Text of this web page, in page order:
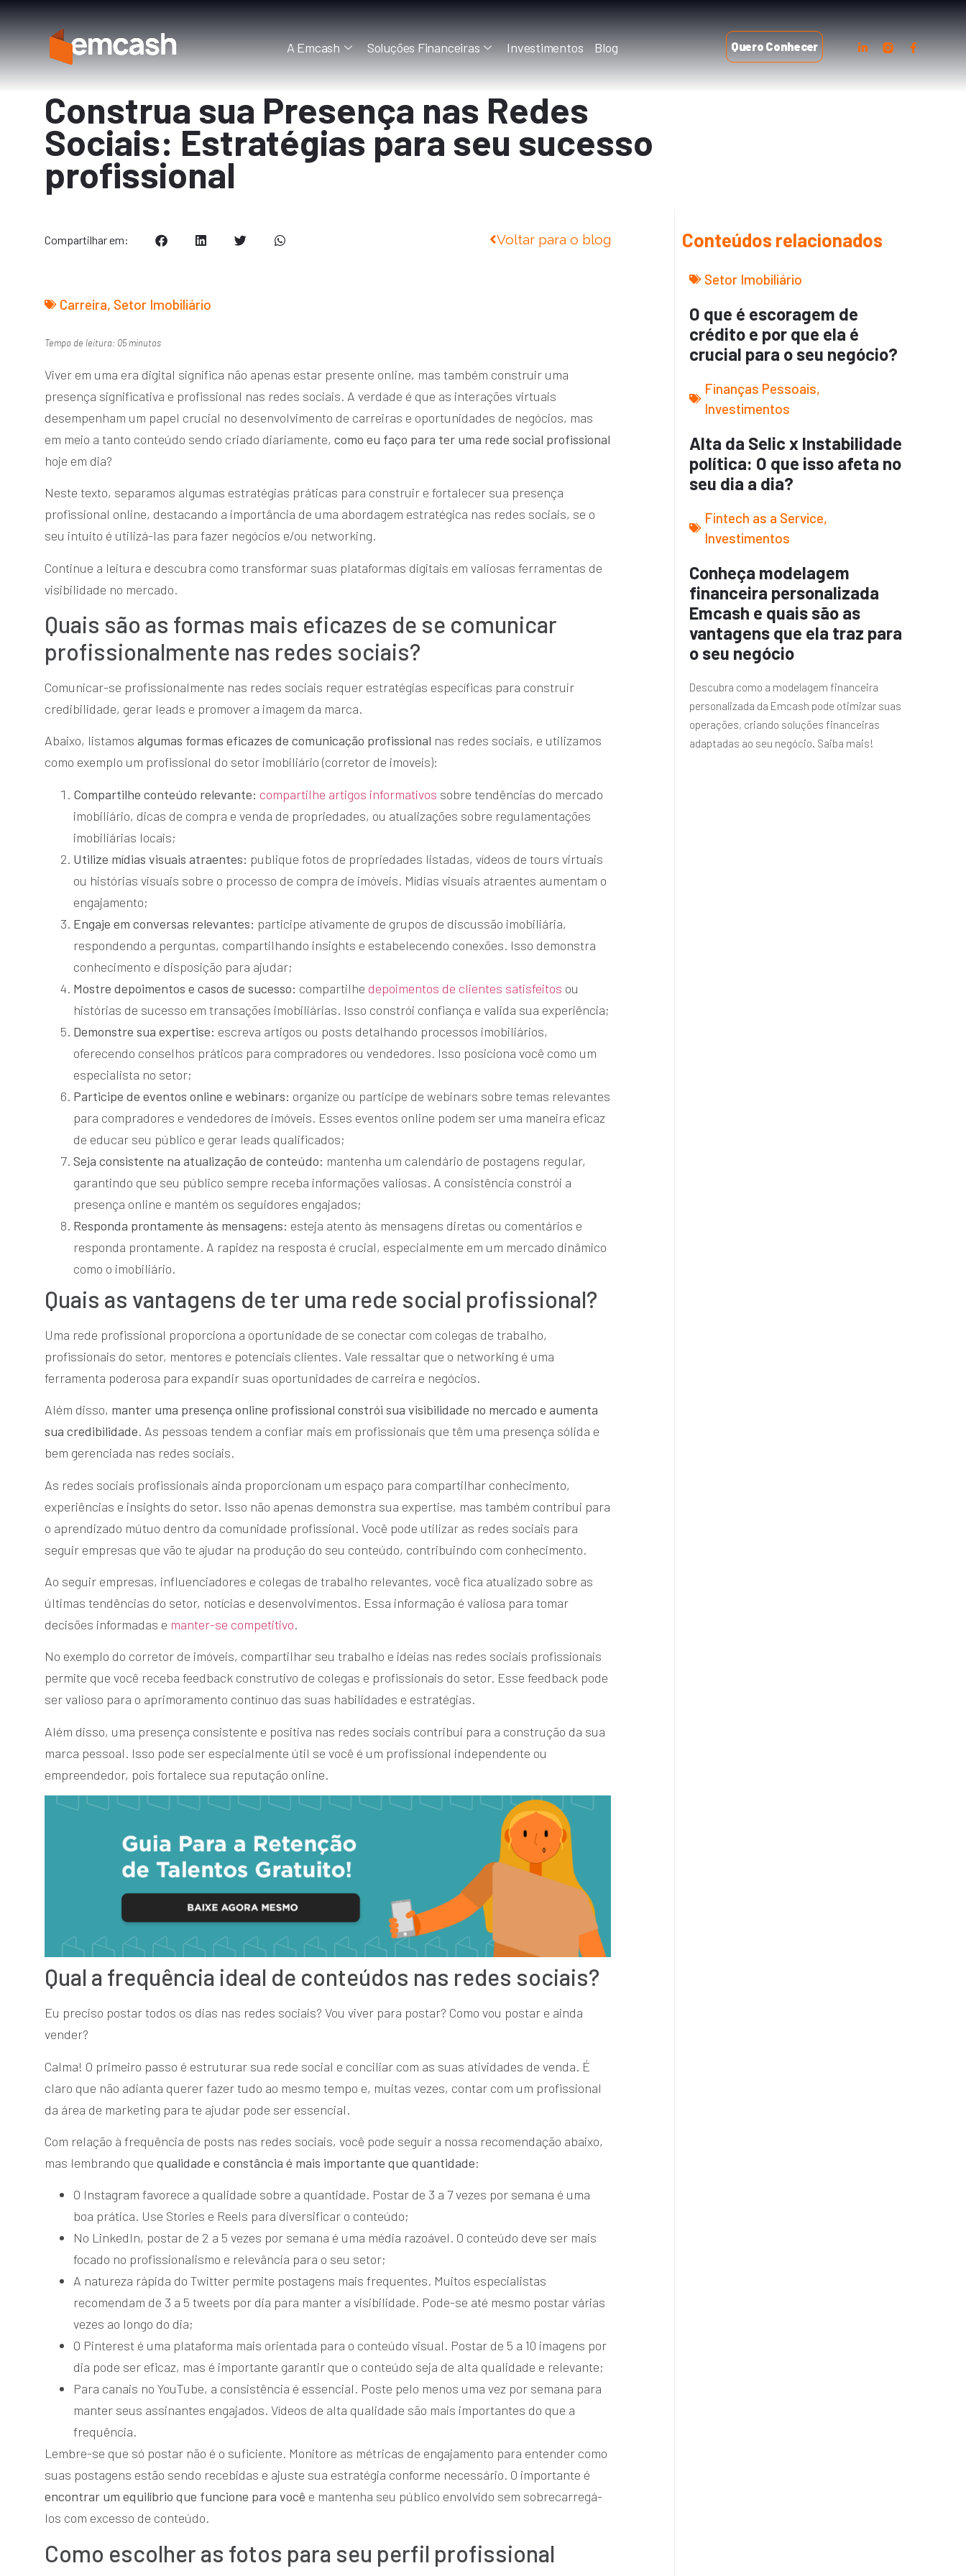
A Emcash Soluções Financeiras Investimentos Blog Quero Conhecer
Construa sua Presença nas Redes
Sociais: Estratégias para seu sucesso
profissional
Compartilhar em: Voltar para o blog
Carreira, Setor Imobiliário
Tempo de leitura: 05 minutos
Viver em uma era digital significa não apenas estar presente online, mas também construir uma
presença significativa e profissional nas redes sociais. A verdade é que as interações virtuais
desempenham um papel crucial no desenvolvimento de carreiras e oportunidades de negócios, mas
em meio a tanto conteúdo sendo criado diariamente, como eu faço para ter uma rede social profissional
hoje em dia?
Neste texto, separamos algumas estratégias práticas para construir e fortalecer sua presença
profissional online, destacando a importância de uma abordagem estratégica nas redes sociais, se o
seu intuito é utilizá-las para fazer negócios e/ou networking.
Continue a leitura e descubra como transformar suas plataformas digitais em valiosas ferramentas de
visibilidade no mercado.
Quais são as formas mais eficazes de se comunicar
profissionalmente nas redes sociais?
Comunicar-se profissionalmente nas redes sociais requer estratégias específicas para construir
credibilidade, gerar leads e promover a imagem da marca.
Abaixo, listamos algumas formas eficazes de comunicação profissional nas redes sociais, e utilizamos
como exemplo um profissional do setor imobiliário (corretor de imoveis):
Compartilhe conteúdo relevante: compartilhe artigos informativos sobre tendências do mercado
imobiliário, dicas de compra e venda de propriedades, ou atualizações sobre regulamentações
imobiliárias locais;
Utilize mídias visuais atraentes: publique fotos de propriedades listadas, vídeos de tours virtuais
ou histórias visuais sobre o processo de compra de imóveis. Mídias visuais atraentes aumentam o
engajamento;
Engaje em conversas relevantes: participe ativamente de grupos de discussão imobiliária,
respondendo a perguntas, compartilhando insights e estabelecendo conexões. Isso demonstra
conhecimento e disposição para ajudar;
Mostre depoimentos e casos de sucesso: compartilhe depoimentos de clientes satisfeitos ou
histórias de sucesso em transações imobiliárias. Isso constrói confiança e valida sua experiência;
Demonstre sua expertise: escreva artigos ou posts detalhando processos imobiliários,
oferecendo conselhos práticos para compradores ou vendedores. Isso posiciona você como um
especialista no setor;
Participe de eventos online e webinars: organize ou participe de webinars sobre temas relevantes
para compradores e vendedores de imóveis. Esses eventos online podem ser uma maneira eficaz
de educar seu público e gerar leads qualificados;
Seja consistente na atualização de conteúdo: mantenha um calendário de postagens regular,
garantindo que seu público sempre receba informações valiosas. A consistência constrói a
presença online e mantém os seguidores engajados;
Responda prontamente às mensagens: esteja atento às mensagens diretas ou comentários e
responda prontamente. A rapidez na resposta é crucial, especialmente em um mercado dinâmico
como o imobiliário.
Quais as vantagens de ter uma rede social profissional?
Uma rede profissional proporciona a oportunidade de se conectar com colegas de trabalho,
profissionais do setor, mentores e potenciais clientes. Vale ressaltar que o networking é uma
ferramenta poderosa para expandir suas oportunidades de carreira e negócios.
Além disso, manter uma presença online profissional constrói sua visibilidade no mercado e aumenta
sua credibilidade. As pessoas tendem a confiar mais em profissionais que têm uma presença sólida e
bem gerenciada nas redes sociais.
As redes sociais profissionais ainda proporcionam um espaço para compartilhar conhecimento,
experiências e insights do setor. Isso não apenas demonstra sua expertise, mas também contribui para
o aprendizado mútuo dentro da comunidade profissional. Você pode utilizar as redes sociais para
seguir empresas que vão te ajudar na produção do seu conteúdo, contribuindo com conhecimento.
Ao seguir empresas, influenciadores e colegas de trabalho relevantes, você fica atualizado sobre as
últimas tendências do setor, notícias e desenvolvimentos. Essa informação é valiosa para tomar
decisões informadas e manter-se competitivo.
No exemplo do corretor de imóveis, compartilhar seu trabalho e ideias nas redes sociais profissionais
permite que você receba feedback construtivo de colegas e profissionais do setor. Esse feedback pode
ser valioso para o aprimoramento contínuo das suas habilidades e estratégias.
Além disso, uma presença consistente e positiva nas redes sociais contribui para a construção da sua
marca pessoal. Isso pode ser especialmente útil se você é um profissional independente ou
empreendedor, pois fortalece sua reputação online.
Qual a frequência ideal de conteúdos nas redes sociais?
Eu preciso postar todos os dias nas redes sociais? Vou viver para postar? Como vou postar e ainda
vender?
Calma! O primeiro passo é estruturar sua rede social e conciliar com as suas atividades de venda. É
claro que não adianta querer fazer tudo ao mesmo tempo e, muitas vezes, contar com um profissional
da área de marketing para te ajudar pode ser essencial.
Com relação à frequência de posts nas redes sociais, você pode seguir a nossa recomendação abaixo,
mas lembrando que qualidade e constância é mais importante que quantidade:
O Instagram favorece a qualidade sobre a quantidade. Postar de 3 a 7 vezes por semana é uma
boa prática. Use Stories e Reels para diversificar o conteúdo;
No LinkedIn, postar de 2 a 5 vezes por semana é uma média razoável. O conteúdo deve ser mais
focado no profissionalismo e relevância para o seu setor;
A natureza rápida do Twitter permite postagens mais frequentes. Muitos especialistas
recomendam de 3 a 5 tweets por dia para manter a visibilidade. Pode-se até mesmo postar várias
vezes ao longo do dia;
O Pinterest é uma plataforma mais orientada para o conteúdo visual. Postar de 5 a 10 imagens por
dia pode ser eficaz, mas é importante garantir que o conteúdo seja de alta qualidade e relevante;
Para canais no YouTube, a consistência é essencial. Poste pelo menos uma vez por semana para
manter seus assinantes engajados. Vídeos de alta qualidade são mais importantes do que a
frequência.
Lembre-se que só postar não é o suficiente. Monitore as métricas de engajamento para entender como
suas postagens estão sendo recebidas e ajuste sua estratégia conforme necessário. O importante é
encontrar um equilíbrio que funcione para você e mantenha seu público envolvido sem sobrecarregá-
los com excesso de conteúdo.
Como escolher as fotos para seu perfil profissional
Conteúdos relacionados
Setor Imobiliário
O que é escoragem de
crédito e por que ela é
crucial para o seu negócio?
Finanças Pessoais,
Investimentos
Alta da Selic x Instabilidade
política: O que isso afeta no
seu dia a dia?
Fintech as a Service,
Investimentos
Conheça modelagem
financeira personalizada
Emcash e quais são as
vantagens que ela traz para
o seu negócio
Descubra como a modelagem financeira
personalizada da Emcash pode otimizar suas
operações, criando soluções financeiras
adaptadas ao seu negócio. Saiba mais!